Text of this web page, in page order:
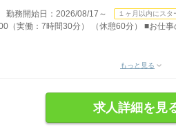
務開始日：2026/08/17～ １ヶ月以内にスタ
（実働：7時間30分） （休憩60分） ■お仕事
もっと見る
求人詳細を見